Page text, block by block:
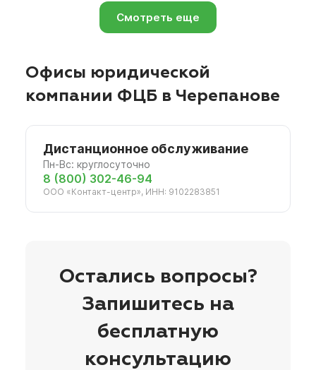
Смотреть еще
Офисы юридической
компании ФЦБ в Черепанове
Дистанционное обслуживание
Пн-Вс: круглосуточно
8 (800) 302-46-94
ООО «Контакт-центр», ИНН: 9102283851
Остались вопросы?
Запишитесь на
бесплатную
консультацию